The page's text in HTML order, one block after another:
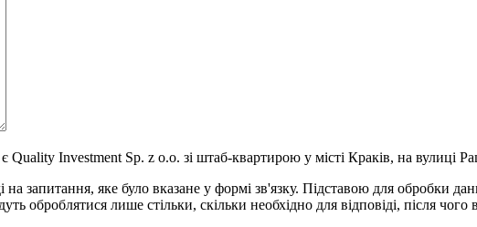
Quality Investment Sp. z o.o. зі штаб-квартирою у місті Краків, на вулиці
запитання, яке було вказане у формі зв'язку. Підставою для обробки
оброблятися лише стільки, скільки необхідно для відповіді, після